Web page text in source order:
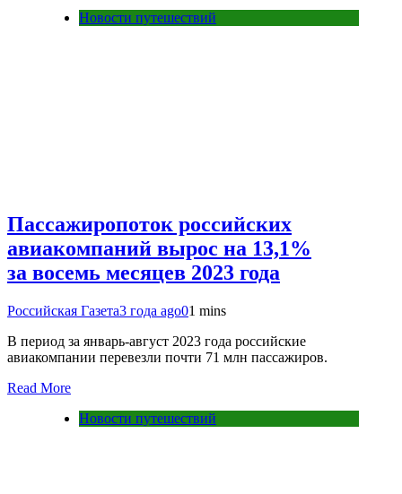
Новости путешествий
Пассажиропоток российских
авиакомпаний вырос на 13,1%
за восемь месяцев 2023 года
Российская Газета3 года ago01 mins
В период за январь-август 2023 года российские
авиакомпании перевезли почти 71 млн пассажиров.
Read More
Новости путешествий